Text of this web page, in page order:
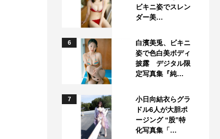
ビキニ姿でスレン
ダー美…
6
白濱美兎、ビキニ
姿で色白美ボディ
披露 デジタル限
定写真集『純…
7
小日向結衣らグラ
ドル6人が大胆ポ
ージング “股”特
化写真集「…